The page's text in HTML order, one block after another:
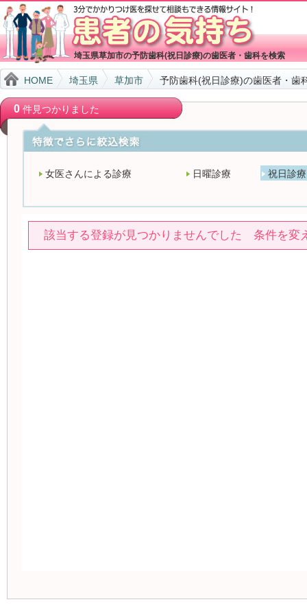
埼玉県草加市の予防歯科(祝日診療)の歯医者・歯科を検索
HOME 埼玉県 草加市 予防歯科(祝日診療)の歯医者・歯
0件見つかりました
女医さんによる診療 日曜診療 祝日診療
該当する登録が見つかりませんでした 条件を